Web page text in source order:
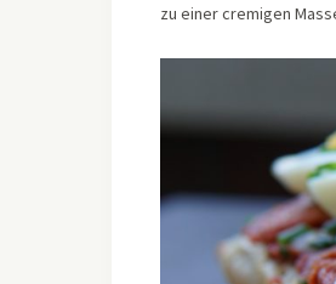
zu einer cremigen